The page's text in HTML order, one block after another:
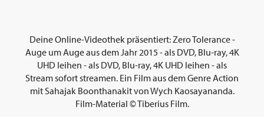
Deine Online-Videothek präsentiert: Zero Tolerance -
Auge um Auge aus dem Jahr 2015 - als DVD, Blu-ray, 4K
UHD leihen - als DVD, Blu-ray, 4K UHD leihen - als
Stream sofort streamen. Ein Film aus dem Genre Action
mit Sahajak Boonthanakit von Wych Kaosayananda.
Film-Material © Tiberius Film.